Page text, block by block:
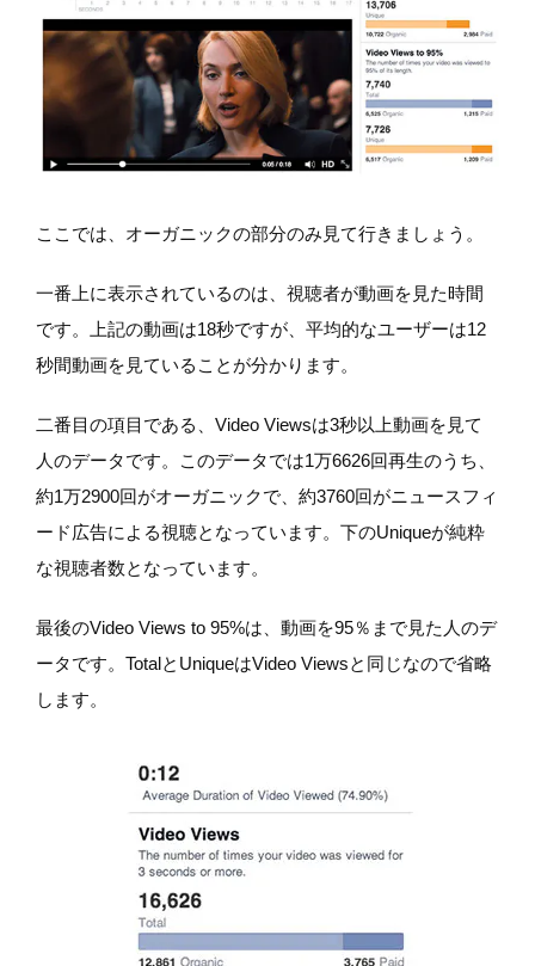
ここでは、オーガニックの部分のみ見て行きましょう。
一番上に表示されているのは、視聴者が動画を見た時間
です。上記の動画は18秒ですが、平均的なユーザーは12
秒間動画を見ていることが分かります。
二番目の項目である、Video Viewsは3秒以上動画を見て
人のデータです。このデータでは1万6626回再生のうち、
約1万2900回がオーガニックで、約3760回がニュースフィ
ード広告による視聴となっています。下のUniqueが純粋
な視聴者数となっています。
最後のVideo Views to 95%は、動画を95％まで見た人のデ
ータです。TotalとUniqueはVideo Viewsと同じなので省略
します。